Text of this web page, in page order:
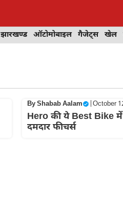
झारखण्ड ऑटोमोबाइल गैजेट्स खेल
ByShabab Aalam | October
Hero की ये Best Bike
दमदार फीचर्स